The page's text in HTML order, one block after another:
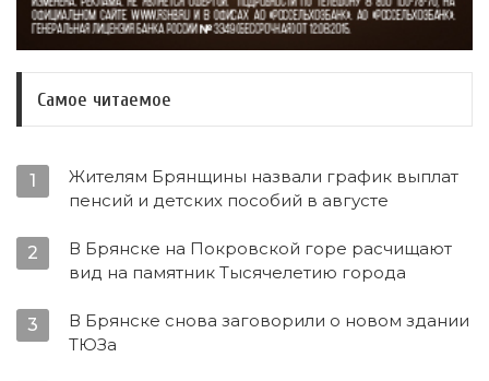
Самое читаемое
1
Жителям Брянщины назвали график выплат
пенсий и детских пособий в августе
2
В Брянске на Покровской горе расчищают
вид на памятник Тысячелетию города
3
В Брянске снова заговорили о новом здании
ТЮЗа